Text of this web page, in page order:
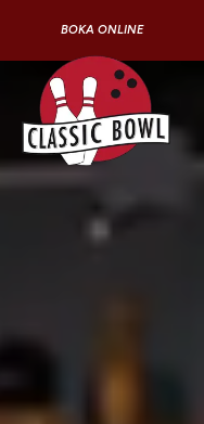
BOKA ONLINE